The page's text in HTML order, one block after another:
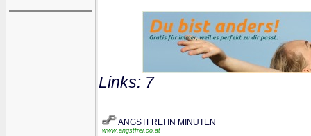
Links: 7
ANGSTFREI IN MINUTEN
www.angstfrei.co.at